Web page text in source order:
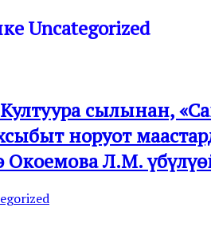
Uncategorized
сылынан,
норуот
Окоемова Л.М.